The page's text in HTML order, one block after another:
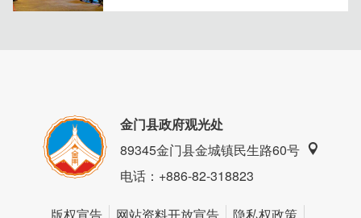
金门县政府观光处
89345金门县金城镇民生路60号
电话：+886-82-318823
版权宣告 网站资料开放宣告 隐私权政策